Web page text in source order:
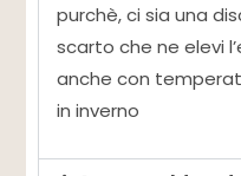
purchè, ci sia una
scarto che ne elevi
anche con
in inverno